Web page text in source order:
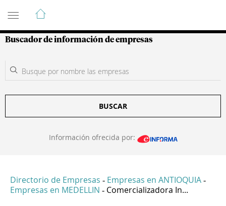
Guía de Empresas Colombianas
Buscador de información de empresas
BUSCAR
Información ofrecida por:
Directorio de Empresas - Empresas en ANTIOQUIA -
Empresas en MEDELLIN - Comercializadora In...